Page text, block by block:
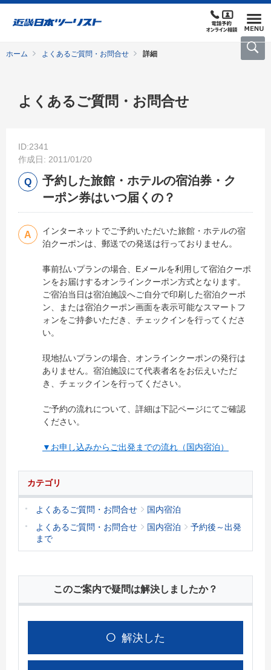
ホーム よくあるご質問・お問合せ 詳細
よくあるご質問・お問合せ
ID:2341
作成日: 2011/01/20
予約した旅館・ホテルの宿泊券・ク
ーポン券はいつ届くの？
インターネットでご予約いただいた旅館・ホテルの宿
泊クーポンは、郵送での発送は行っておりません。
事前払いプランの場合、Eメールを利用して宿泊クーポ
ンをお届けするオンラインクーポン方式となります。
ご宿泊当日は宿泊施設へご自分で印刷した宿泊クーポ
ン、または宿泊クーポン画面を表示可能なスマートフ
ォンをご持参いただき、チェックインを行ってくださ
い。
現地払いプランの場合、オンラインクーポンの発行は
ありません。宿泊施設にて代表者名をお伝えいただ
き、チェックインを行ってください。
ご予約の流れについて、詳細は下記ページにてご確認
ください。
▼お申し込みからご出発までの流れ（国内宿泊）
カテゴリ
よくあるご質問・お問合せ
国内宿泊
よくあるご質問・お問合せ
国内宿泊
予約後～出発
まで
このご案内で疑問は解決しましたか？
解決した